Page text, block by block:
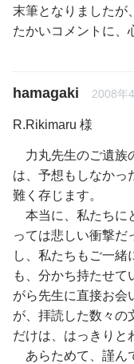
末筆となりましたが
たかいコメントに、
hamagaki 2008年
R.Rikimaru 様
力丸先生のご遺族
は、予想もしなかっ
難く存じます。
本当に、私たちに
っては悲しい衝撃だ
し、私たちもご一緒
も、分かち持たせて
がら先生に直接お会
が、拝読した数々の
だけは、はっきりと
あらためて、謹ん